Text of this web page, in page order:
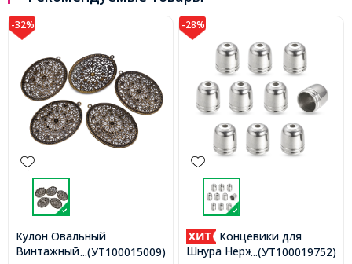
-32%
...(УТ100015009)
Кулон Овальный
Винтажный Филигранный,
-28%
...(УТ100019752)
Концевики для
Шнура Нержавеющая